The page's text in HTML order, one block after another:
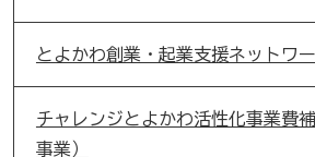
とよかわ創業・起業支援ネットワ
チャレンジとよかわ活性化事業費
事業）